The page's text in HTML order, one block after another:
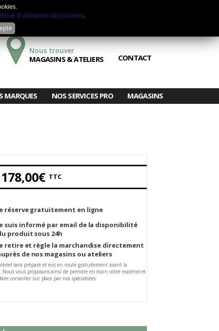
d'utilisation des cookies.
CONTACT
MAGASINS & ATELIERS
Nous trouver
MARQUES NOS SERVICES PRO MAGASINS
TTC
réserve gratuitement en ligne
suis informé par email de la disponibilité
produit sous 24h
retire et règle la marchandise directement
de nos magasins ou ateliers
sera préparé et mis en route gratuitement avant la
Nous vous proposons ainsi de prendre en main votre matériel et
conseiller sur place par nos spécialistes